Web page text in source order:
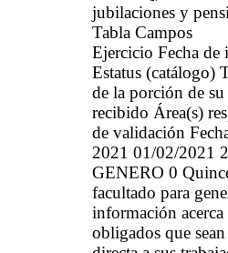
jubilaciones y
Tabla Campos
Ejercicio Fecha de
Estatus (catálogo)
de la porción de
recibido Área(s)
de validación
2021 01/02/2021
GENERO 0
facultado para
información
obligados que